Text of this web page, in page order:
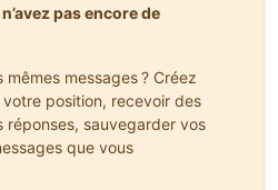
pas encore de
messages ? Créez
position, recevoir des
réponses, sauvegarder vos
que vous